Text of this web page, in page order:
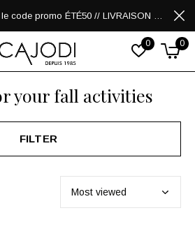
0 0
50% sur les soldes avec le code promo ÉTÉ50 // LIVRAISON GRATUITE POUR LES ACHATS DE 250$ ET PLUS
your fall activities
FILTER